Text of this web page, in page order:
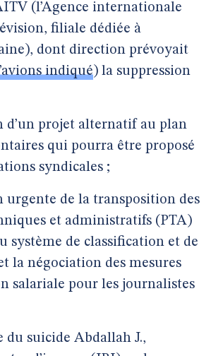
(l’Agence internationale
filiale dédiée à
dont direction prévoyait
indiqué) la suppression
d’un projet alternatif au plan
qui pourra être proposé
syndicales ;
urgente de la transposition des
et administratifs (PTA)
système de classification et de
la négociation des mesures
salariale pour les journalistes
du suicide Abdallah J.,